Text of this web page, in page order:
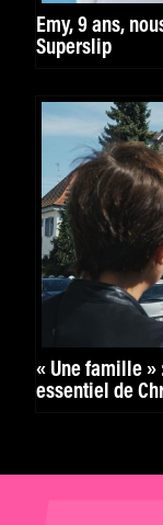
Emy, 9 ans,
Superslip
« Une famille
essentiel de